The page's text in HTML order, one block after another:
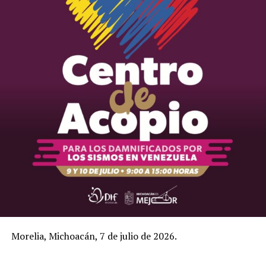
Morelia, Michoacán, 7 de julio de 2026.